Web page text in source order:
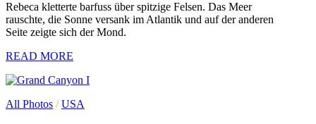
in
the
Rebeca kletterte barfuss über spitzige Felsen. Das Meer
rauschte, die Sonne versank im Atlantik und auf der anderen
Seite zeigte sich der Mond.
READ MORE
All Photos /USA